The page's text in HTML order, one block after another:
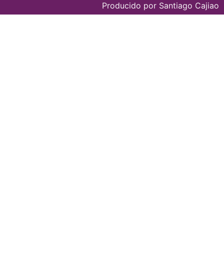
Producido por Santiago Cajiao